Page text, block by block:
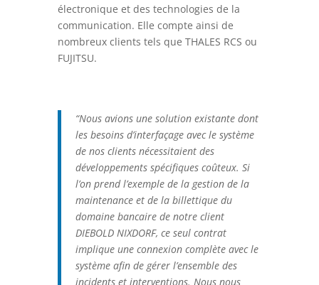
électronique et des technologies de la
communication. Elle compte ainsi de
nombreux clients tels que THALES RCS ou
FUJITSU.
“Nous avions une solution existante dont
les besoins d’interfaçage avec le système
de nos clients nécessitaient des
développements spécifiques coûteux. Si
l’on prend l’exemple de la gestion de la
maintenance et de la billettique du
domaine bancaire de notre client
DIEBOLD NIXDORF, ce seul contrat
implique une connexion complète avec le
système afin de gérer l’ensemble des
incidents et interventions. Nous nous